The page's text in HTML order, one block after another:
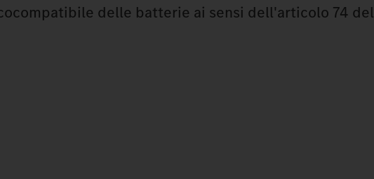
delle batterie ai sensi dell'articolo 74 del